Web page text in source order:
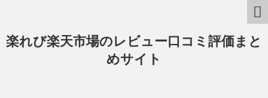
楽れび楽天市場のレビュー口コミ評価まと
めサイト